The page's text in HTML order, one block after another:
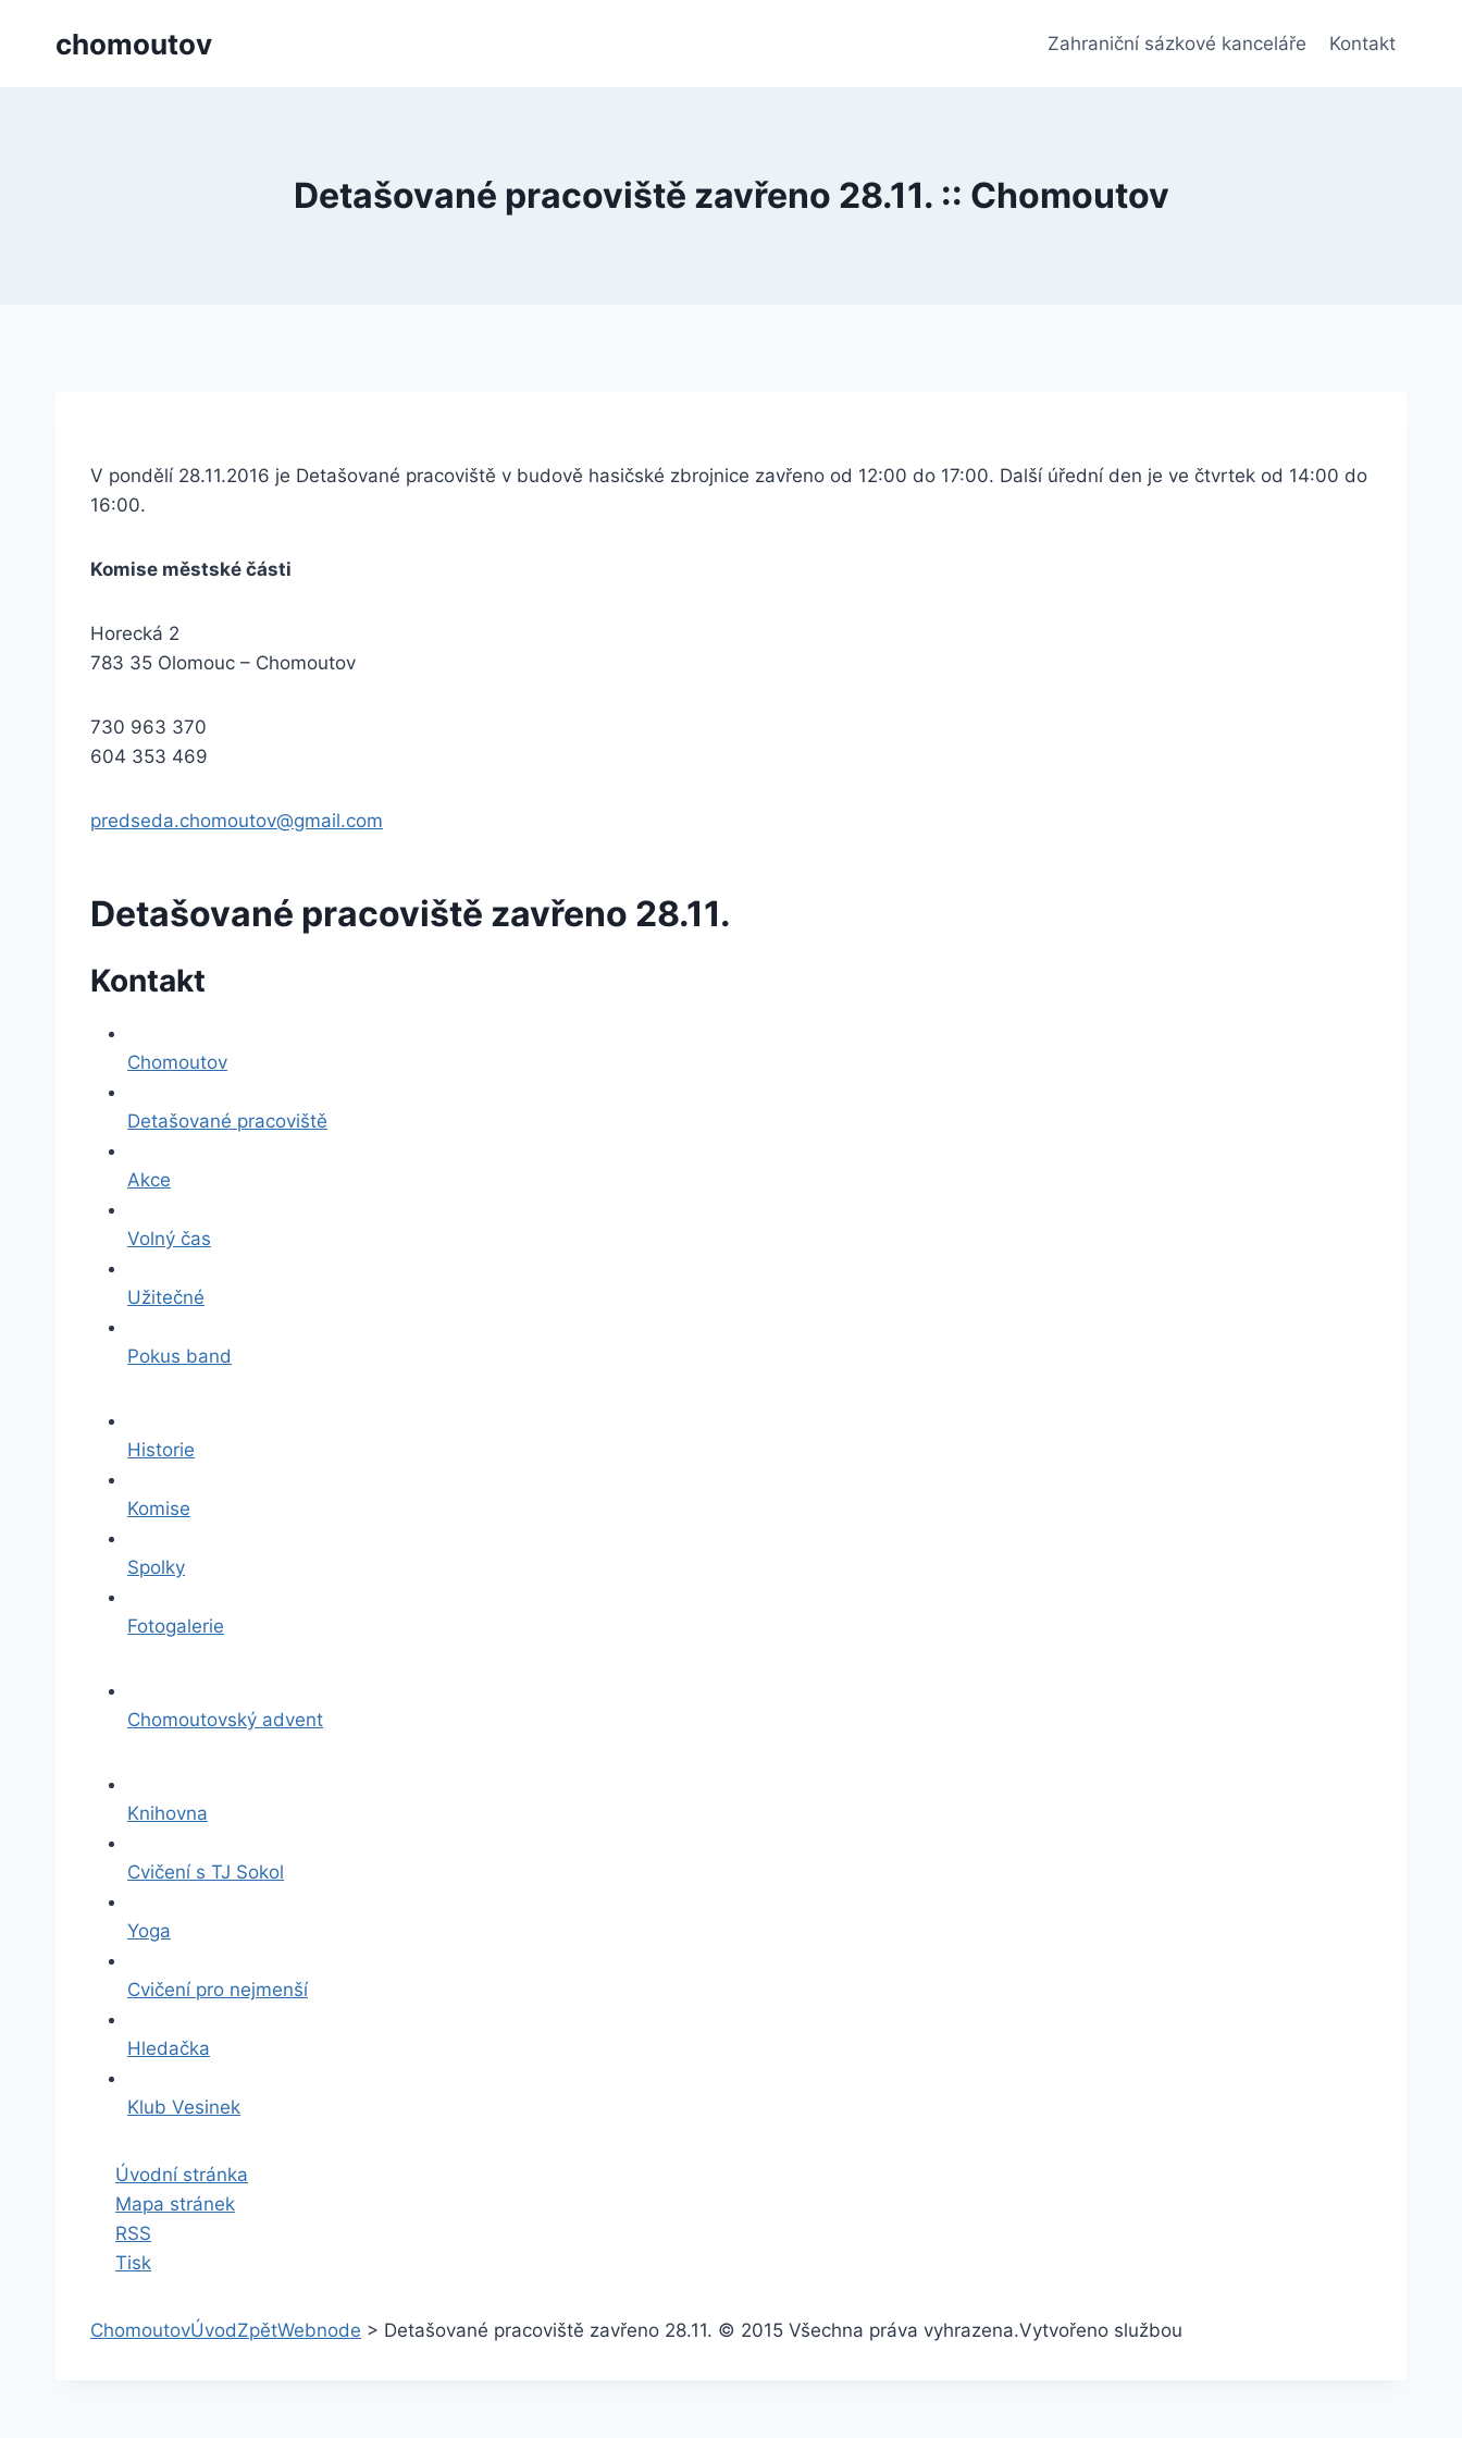
chomoutov Zahraniční sázkové kanceláře Kontakt
Detašované pracoviště zavřeno 28.11. :: Chomoutov
V pondělí 28.11.2016 je Detašované pracoviště v budově hasičské zbrojnice zavřeno od 12:00 do 17:00. Další úřední den je ve čtvrtek od 14:00 do
16:00.
Komise městské části
Horecká 2
783 35 Olomouc – Chomoutov
730 963 370
604 353 469
predseda.chomoutov@gmail.com
Detašované pracoviště zavřeno 28.11.
Kontakt
Chomoutov
Detašované pracoviště
Akce
Volný čas
Užitečné
Pokus band
Historie
Komise
Spolky
Fotogalerie
Chomoutovský advent
Knihovna
Cvičení s TJ Sokol
Yoga
Cvičení pro nejmenší
Hledačka
Klub Vesinek
Úvodní stránka
Mapa stránek
RSS
Tisk
ChomoutovÚvodZpětWebnode > Detašované pracoviště zavřeno 28.11. © 2015 Všechna práva vyhrazena.Vytvořeno službou